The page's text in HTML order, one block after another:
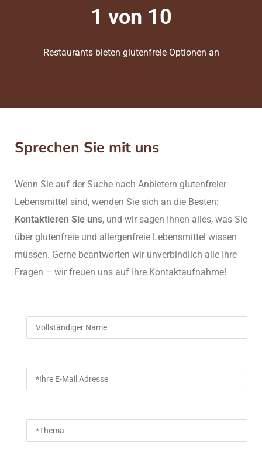
1 von 10
Restaurants bieten glutenfreie Optionen an
Sprechen Sie mit uns
Wenn Sie auf der Suche nach Anbietern glutenfreier
Lebensmittel sind, wenden Sie sich an die Besten:
Kontaktieren Sie uns, und wir sagen Ihnen alles, was Sie
über glutenfreie und allergenfreie Lebensmittel wissen
müssen. Gerne beantworten wir unverbindlich alle Ihre
Fragen – wir freuen uns auf Ihre Kontaktaufnahme!